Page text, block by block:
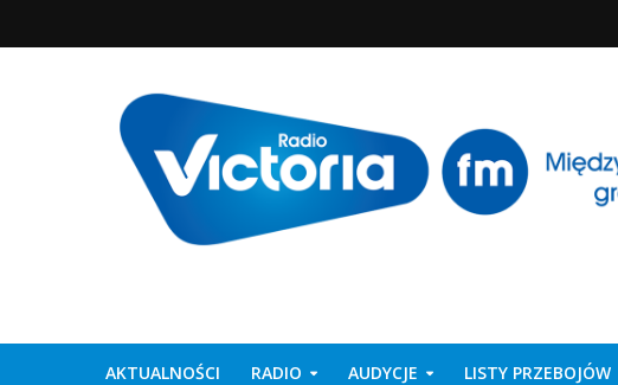
AKTUALNOŚCI RADIO AUDYCJE LISTY PRZEBOJÓW